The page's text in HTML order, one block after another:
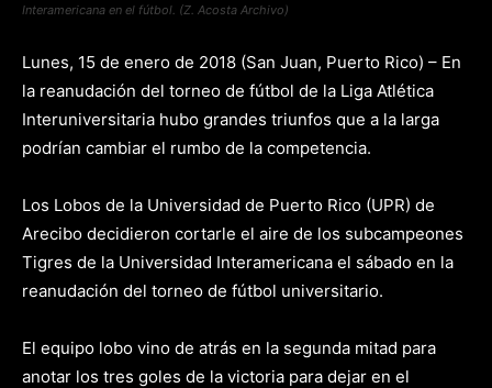
Interamericana en el fútbol. (Z. Acosta Archivo)
Lunes, 15 de enero de 2018 (San Juan, Puerto Rico) – En
la reanudación del torneo de fútbol de la Liga Atlética
Interuniversitaria hubo grandes triunfos que a la larga
podrían cambiar el rumbo de la competencia.
Los Lobos de la Universidad de Puerto Rico (UPR) de
Arecibo decidieron cortarle el aire de los subcampeones
Tigres de la Universidad Interamericana el sábado en la
reanudación del torneo de fútbol universitario.
El equipo lobo vino de atrás en la segunda mitad para
anotar los tres goles de la victoria para dejar en el